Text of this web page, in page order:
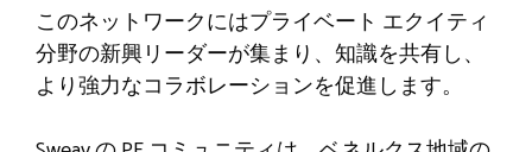
このネットワークにはプライベート エクイティ
分野の新興リーダーが集まり、知識を共有し、
より強力なコラボレーションを促進します。